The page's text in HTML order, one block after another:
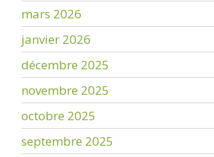
mars 2026
janvier 2026
décembre 2025
novembre 2025
octobre 2025
septembre 2025